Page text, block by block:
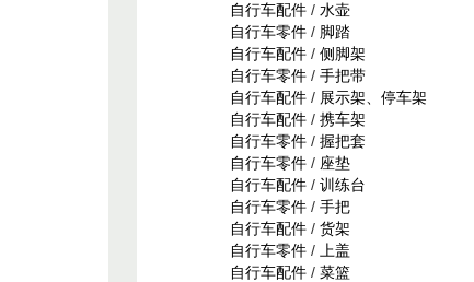
自行车配件/ 水壶
自行车零件/ 脚踏
自行车配件/ 侧脚架
自行车零件/ 手把带
自行车配件/ 展示架、停车架
自行车配件/ 携车架
自行车零件/ 握把套
自行车零件/ 座垫
自行车配件/ 训练台
自行车零件/ 手把
自行车配件/ 货架
自行车零件/
上盖
自行车配件/ 菜篮